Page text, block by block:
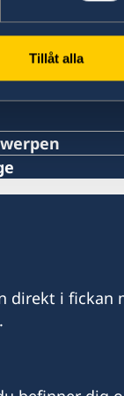
Tillåt alla
om
i fickan